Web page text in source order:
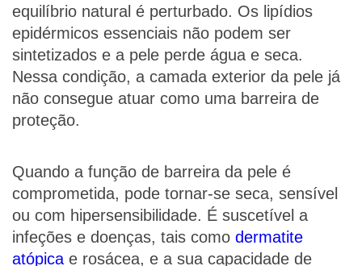
equilíbrio natural é perturbado. Os lipídios
epidérmicos essenciais não podem ser
sintetizados e a pele perde água e seca.
Nessa condição, a camada exterior da pele já
não consegue atuar como uma barreira de
proteção.
Quando a função de barreira da pele é
comprometida, pode tornar-se seca, sensível
ou com hipersensibilidade. É suscetível a
infeções e doenças, tais como dermatite
atópica e rosácea, e a sua capacidade de